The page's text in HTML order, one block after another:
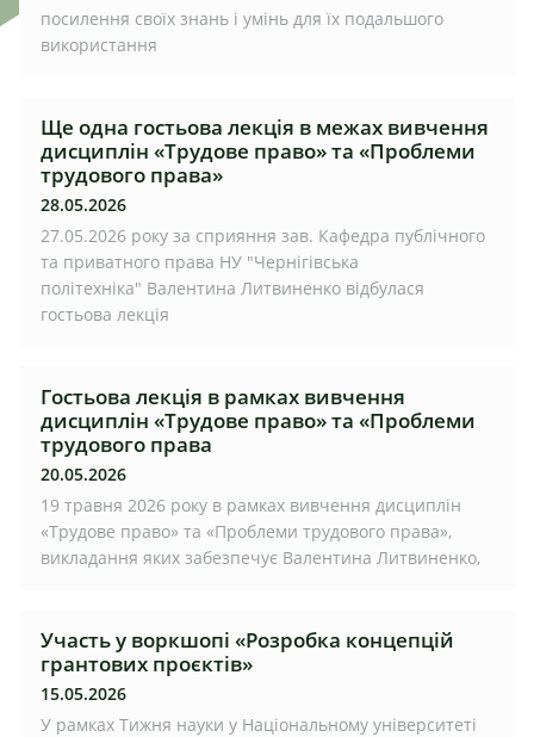
посилення своїх знань і умінь для їх подальшого
використання
Ще одна гостьова лекція в межах вивчення
дисциплін «Трудове право» та «Проблеми
трудового права»
28.05.2026
27.05.2026 року за сприяння зав. Кафедра публічного
та приватного права НУ "Чернігівська
політехніка" Валентина Литвиненко відбулася
гостьова лекція
Гостьова лекція в рамках вивчення
дисциплін «Трудове право» та «Проблеми
трудового права
20.05.2026
19 травня 2026 року в рамках вивчення дисциплін
«Трудове право» та «Проблеми трудового права»,
викладання яких забезпечує Валентина Литвиненко,
Участь у воркшопі «Розробка концепцій
грантових проєктів»
15.05.2026
У рамках Тижня науки у Національному університеті